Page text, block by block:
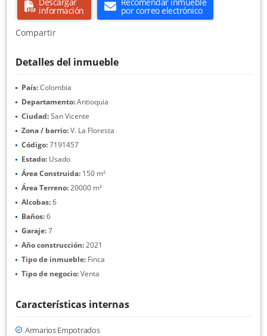
información
por correo electrónico
Compartir
Detalles del inmueble
País:Colombia
Departamento:Antioquia
Ciudad:San Vicente
Zona / barrio:V. La Floresta
Código:7191457
Estado: Usado
Área Construida: 150 m²
Área Terreno:20000 m²
Alcobas:6
Baños:6
Garaje:7
Año construcción:2021
Tipo de inmueble: Finca
Tipo de negocio:Venta
Características internas
Armarios Empotrados